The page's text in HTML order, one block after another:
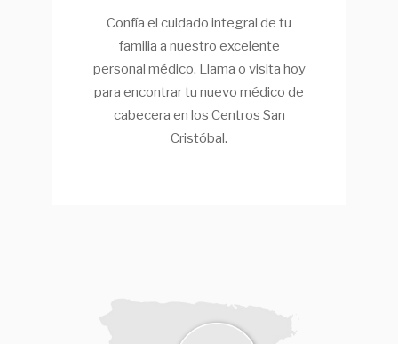
Confía el cuidado integral de tu
familia a nuestro excelente
personal médico. Llama o visita hoy
para encontrar tu nuevo médico de
cabecera en los Centros San
Cristóbal.